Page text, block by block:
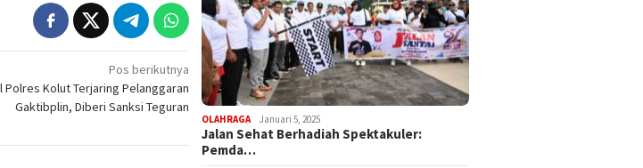
Pos berikutnya
Polres Kolut Terjaring Pelanggaran
Gaktibplin, Diberi Sanksi Teguran
OLAHRAGA Januari 5, 2025
Jalan Sehat Berhadiah Spektakuler:
Pemda…